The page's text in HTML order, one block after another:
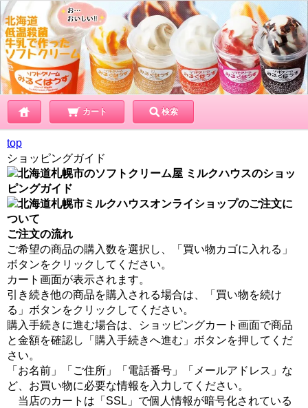
カート 検索
top
ショッピングガイド
ご注文の流れ
ご希望の商品の購入数を選択し、「買い物カゴに入れる」
ボタンをクリックしてください。
カート画面が表示されます。
引き続き他の商品を購入される場合は、「買い物を続け
る」ボタンをクリックしてください。
購入手続きに進む場合は、ショッピングカート画面で商品
と金額を確認し「購入手続きへ進む」ボタンを押してくだ
さい。
「お名前」「ご住所」「電話番号」「メールアドレス」な
ど、お買い物に必要な情報を入力してください。
当店のカートは「SSL」で個人情報が暗号化されている